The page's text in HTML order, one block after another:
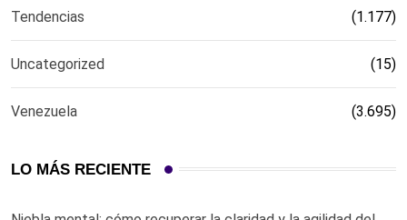
Tendencias (1.177)
Uncategorized (15)
Venezuela (3.695)
LO MÁS RECIENTE